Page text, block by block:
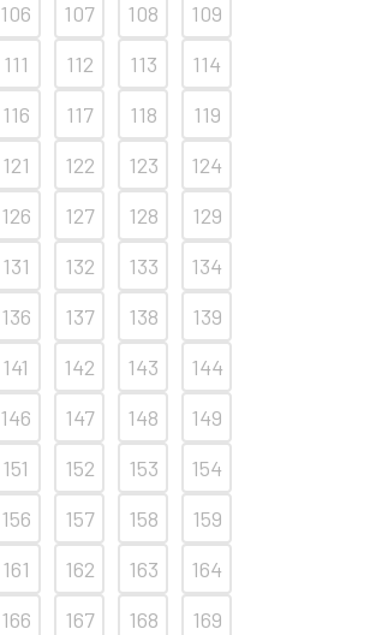
106 107 108
109
111 112 113
114
116 117 118
119
121 122 123
124
126 127 128
129
131 132 133
134
136 137 138
139
141 142 143
144
146 147 148
149
151 152 153
154
156 157 158
159
161 162 163
164
166 167 168
169